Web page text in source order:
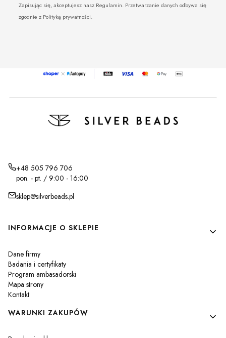
Zapisując się, akceptujesz nasz Regulamin. Przetwarzanie danych odbywa się
zgodnie z Polityką prywatności.
+48 505 796 706
pon. - pt. / 9:00 - 16:00
sklep@silverbeads.pl
Linki w stopce
INFORMACJE O SKLEPIE
Dane firmy
Badania i certyfikaty
Program ambasadorski
Mapa strony
Kontakt
WARUNKI ZAKUPÓW